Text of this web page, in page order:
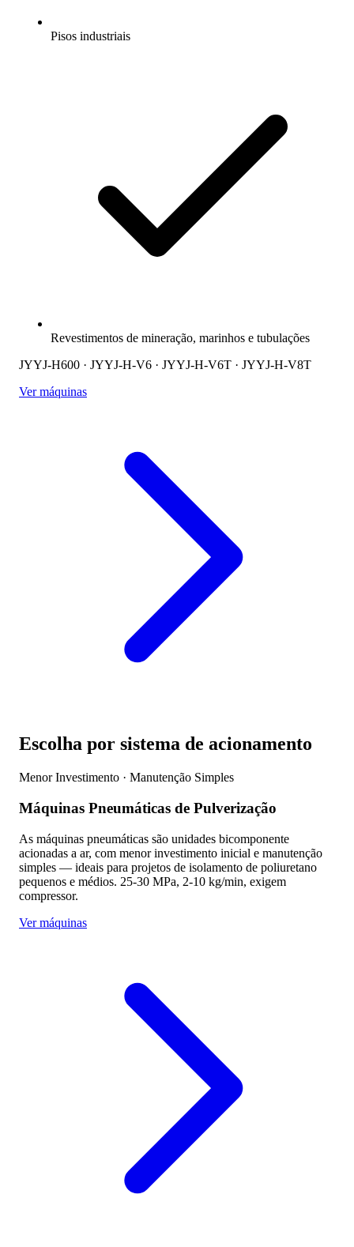
Pisos industriais
Revestimentos de mineração, marinhos e tubulações
JYYJ-H600 · JYYJ-H-V6 · JYYJ-H-V6T · JYYJ-H-V8T
Ver máquinas
Escolha por sistema de acionamento
Menor Investimento · Manutenção Simples
Máquinas Pneumáticas de Pulverização
As máquinas pneumáticas são unidades bicomponente
acionadas a ar, com menor investimento inicial e manutenção
simples — ideais para projetos de isolamento de poliuretano
pequenos e médios. 25-30 MPa, 2-10 kg/min, exigem
compressor.
Ver máquinas